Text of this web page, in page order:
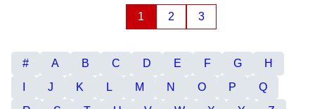
1 2 3
# A B C D E F G
H
J K L M N O P
Q